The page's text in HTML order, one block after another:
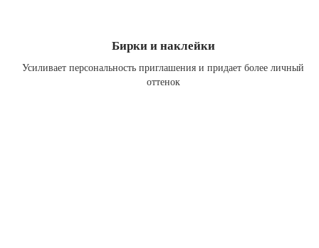
Бирки и наклейки
Усиливает персональность приглашения и придает более личный
оттенок